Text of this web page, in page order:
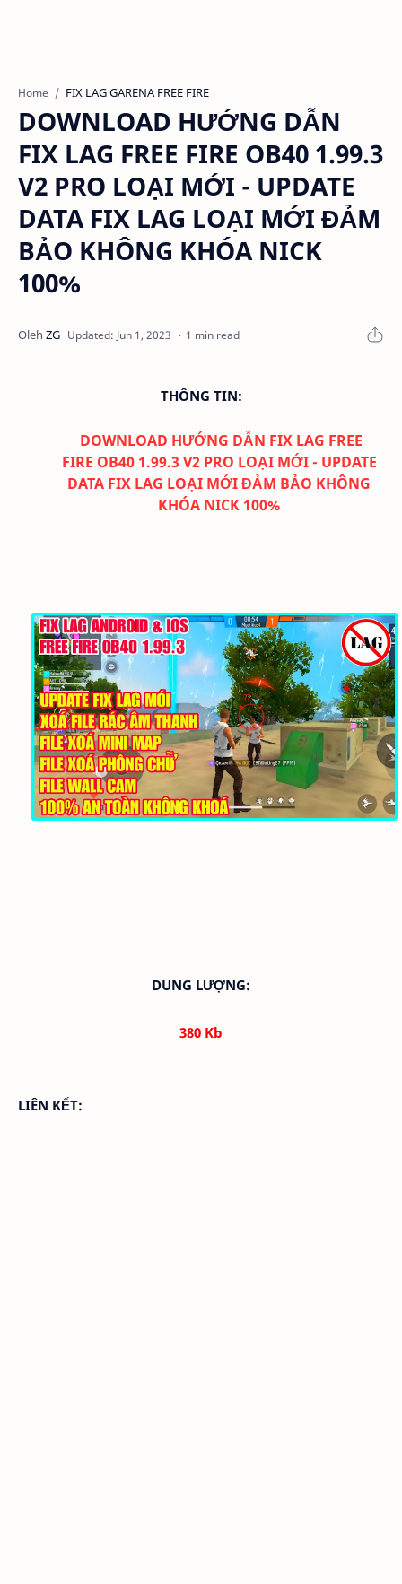
Home FIX LAG GARENA FREE FIRE
DOWNLOAD HƯỚNG DẪN
FIX LAG FREE FIRE OB40 1.99.3
V2 PRO LOẠI MỚI - UPDATE
DATA FIX LAG LOẠI MỚI ĐẢM
BẢO KHÔNG KHÓA NICK
100%
1 min read
THÔNG TIN:
DOWNLOAD HƯỚNG DẪN FIX LAG FREE
FIRE OB40 1.99.3 V2PRO LOẠI MỚI - UPDATE
DATA FIX LAG LOẠI MỚI ĐẢM BẢO KHÔNG
KHÓA NICK 100%
DUNG LƯỢNG:
380 Kb
LIÊN KẾT: